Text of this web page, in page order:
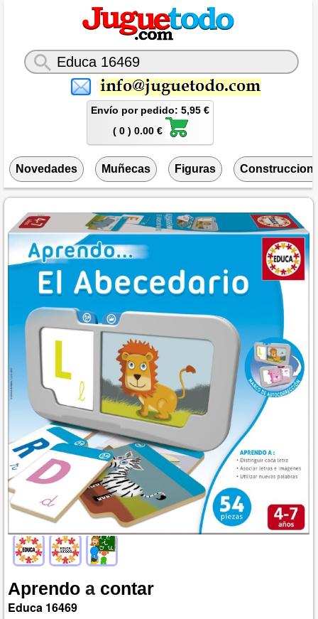
Envío por pedido: 5,95 €
( 0 ) 0.00 €
Novedades Muñecas Figuras
Aprendo a contar
Educa 16469